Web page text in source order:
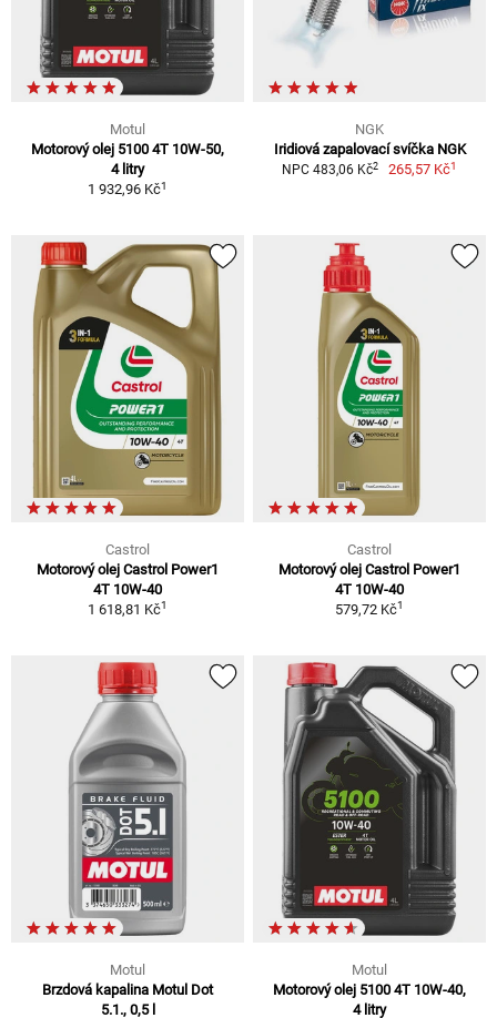
Motul
Motorový olej 5100 4T 10W-50,
4 litry
1 932,96 Kč1
NGK
Iridiová zapalovací svíčka NGK
NPC 483,06 Kč2 265,57 Kč1
Castrol
Motorový olej Castrol Power1
4T 10W-40
1 618,81 Kč1
Castrol
Motorový olej Castrol Power1
4T 10W-40
579,72 Kč1
Motul
Brzdová kapalina Motul Dot
5.1., 0,5 l
Motul
Motorový olej 5100 4T 10W-40,
4 litry